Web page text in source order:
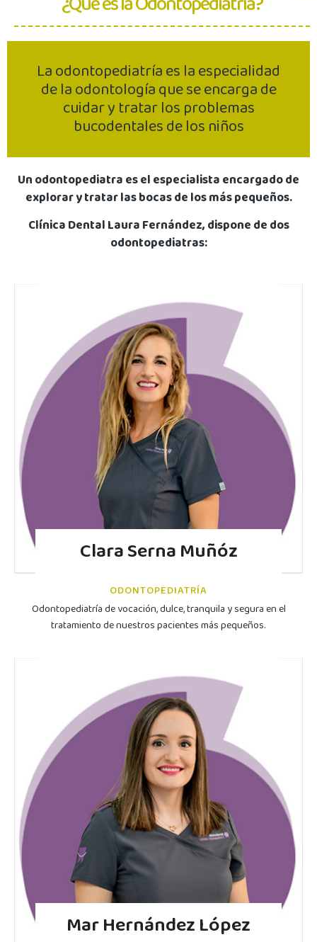
La odontopediatría es la especialidad
de la odontología que se encarga de
cuidar y tratar los problemas
bucodentales de los niños
Un odontopediatra es el especialista encargado de
explorar y tratar las bocas de los más pequeños.
Clínica Dental Laura Fernández, dispone de dos
odontopediatras:
Clara Serna Muñóz
ODONTOPEDIATRÍA
Odontopediatría de vocación, dulce, tranquila y segura en el
tratamiento de nuestros pacientes más pequeños.
Mar Hernández López